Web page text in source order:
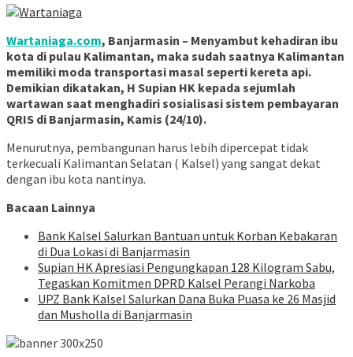
Wartaniaga.com, Banjarmasin – Menyambut kehadiran ibu
kota di pulau Kalimantan, maka sudah saatnya Kalimantan
memiliki moda transportasi masal seperti kereta api.
Demikian dikatakan, H Supian HK kepada sejumlah
wartawan saat menghadiri sosialisasi sistem pembayaran
QRIS di Banjarmasin, Kamis (24/10).
Menurutnya, pembangunan harus lebih dipercepat tidak
terkecuali Kalimantan Selatan ( Kalsel) yang sangat dekat
dengan ibu kota nantinya.
Bacaan Lainnya
Bank Kalsel Salurkan Bantuan untuk Korban Kebakaran
di Dua Lokasi di Banjarmasin
Supian HK Apresiasi Pengungkapan 128 Kilogram Sabu,
Tegaskan Komitmen DPRD Kalsel Perangi Narkoba
UPZ Bank Kalsel Salurkan Dana Buka Puasa ke 26 Masjid
dan Musholla di Banjarmasin